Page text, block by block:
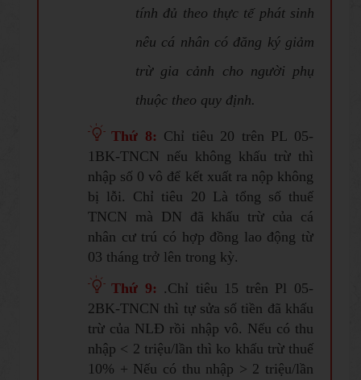
tính đủ theo thực tế phát sinh
nêu cá nhân có đăng ký giảm
trừ gia cảnh cho người phụ
thuộc theo quy định.
Thứ 8: Chỉ tiêu 20 trên PL 05-
1BK-TNCN nếu không khấu trừ thì
nhập số 0 vô để kết xuất ra nộp không
bị lỗi. Chỉ tiêu 20 Là tổng số thuế
TNCN mà DN đã khấu trừ của cá
nhân cư trú có hợp đồng lao động từ
03 tháng trở lên trong kỳ.
Thứ 9: .Chỉ tiêu 15 trên Pl 05-
2BK-TNCN thì tự sửa số tiền đã khấu
trừ của NLĐ rồi nhập vô. Nếu có thu
nhập < 2 triệu/lần thì ko khấu trừ thuế
10% + Nếu có thu nhập > 2 triệu/lần